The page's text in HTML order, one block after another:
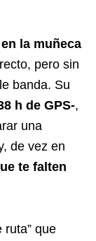
la muñeca
pero sin
banda. Su
h de GPS-,
una
de vez en
te falten
ruta” que